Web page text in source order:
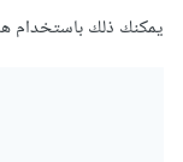
يمكنك ذلك باستخدام